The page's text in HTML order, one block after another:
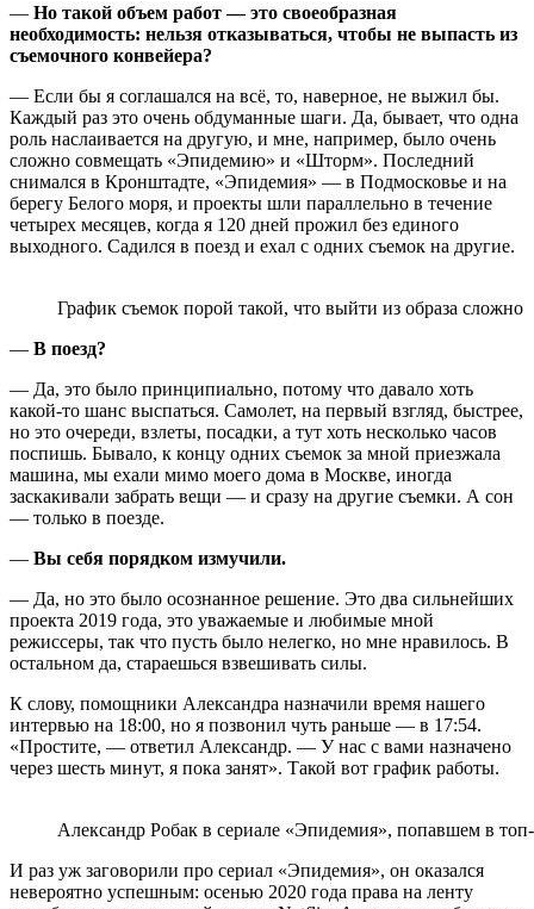
— Но такой объем работ — это своеобразная
необходимость: нельзя отказываться, чтобы не выпасть из
съемочного конвейера?
— Если бы я соглашался на всё, то, наверное, не выжил бы.
Каждый раз это очень обдуманные шаги. Да, бывает, что одна
роль наслаивается на другую, и мне, например, было очень
сложно совмещать «Эпидемию» и «Шторм». Последний
снимался в Кронштадте, «Эпидемия» — в Подмосковье и на
берегу Белого моря, и проекты шли параллельно в течение
четырех месяцев, когда я 120 дней прожил без единого
выходного. Садился в поезд и ехал с одних съемок на другие.
График съемок порой такой, что выйти из образа сложно
— В поезд?
— Да, это было принципиально, потому что давало хоть
какой-то шанс выспаться. Самолет, на первый взгляд, быстрее,
но это очереди, взлеты, посадки, а тут хоть несколько часов
поспишь. Бывало, к концу одних съемок за мной приезжала
машина, мы ехали мимо моего дома в Москве, иногда
заскакивали забрать вещи — и сразу на другие съемки. А сон
— только в поезде.
— Вы себя порядком измучили.
— Да, но это было осознанное решение. Это два сильнейших
проекта 2019 года, это уважаемые и любимые мной
режиссеры, так что пусть было нелегко, но мне нравилось. В
остальном да, стараешься взвешивать силы.
К слову, помощники Александра назначили время нашего
интервью на 18:00, но я позвонил чуть раньше — в 17:54.
«Простите, — ответил Александр. — У нас с вами назначено
через шесть минут, я пока занят». Такой вот график работы.
Александр Робак в сериале «Эпидемия», попавшем в
И раз уж заговорили про сериал «Эпидемия», он оказался
невероятно успешным: осенью 2020 года права на ленту